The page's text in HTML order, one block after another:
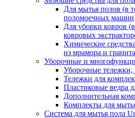
Для мытья полов (в
поломоечных
Для уборки ковров
ковровых
Химические
из мрамора и гранита
Уборочные и
Уборочные тележки,
Тележки для
Пластиковые ведра
Дополнительная
Комплекты для
Система для мытья пола